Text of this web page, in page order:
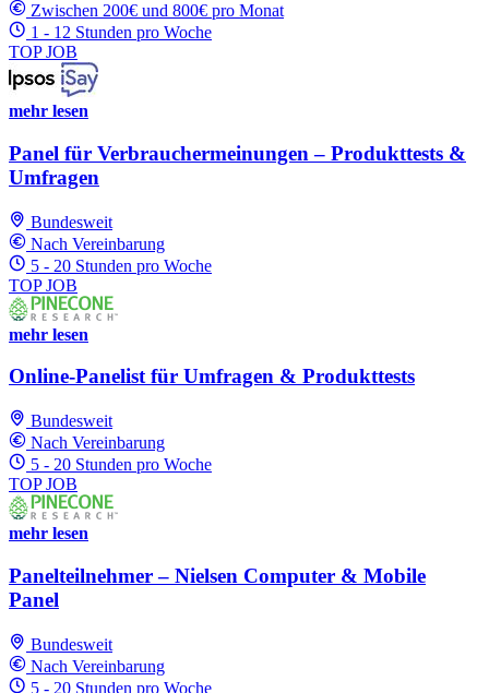
Zwischen 200€ und 800€ pro Monat
1 - 12 Stunden pro Woche
TOP JOB
mehr lesen
Panel für Verbrauchermeinungen – Produkttests &
Umfragen
Bundesweit
Nach Vereinbarung
5 - 20 Stunden pro Woche
TOP JOB
mehr lesen
Online-Panelist für Umfragen & Produkttests
Bundesweit
Nach Vereinbarung
5 - 20 Stunden pro Woche
TOP JOB
mehr lesen
Panelteilnehmer – Nielsen Computer & Mobile
Panel
Bundesweit
Nach Vereinbarung
5 - 20 Stunden pro Woche